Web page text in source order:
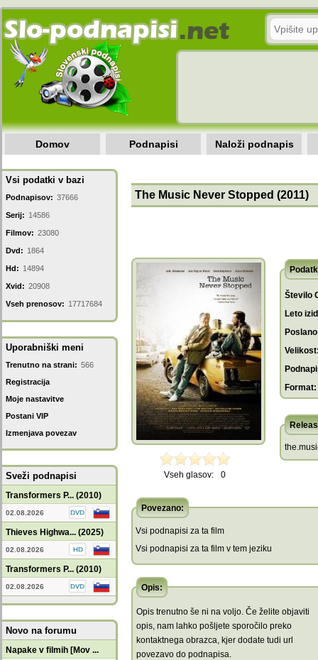
Domov Podnapisi Naloži podnapis
Vsi podatki v bazi
Podnapisov: 37666
Serij: 14586
Filmov: 23080
Dvd: 1864
Hd: 14894
Xvid: 20908
Vseh prenosov: 17717684
Uporabniški meni
Trenutno na strani: 566
Registracija
Moje nastavitve
Postani VIP
Izmenjava povezav
Sveži podnapisi
Transformers P... (2010)
02.08.2026
Thieves Highwa... (2025)
02.08.2026
Transformers P... (2010)
02.08.2026
Novo na forumu
Napake v filmih [Mov ...
The Music Never Stopped (2011)
Vseh glasov: 0
Število
Leto
Format:
Povezano:
Vsi podnapisi za ta film
Vsi podnapisi za ta film v tem jeziku
Opis:
Opis trenutno še ni na voljo. Če želite objaviti
opis, nam lahko pošljete sporočilo preko
kontaktnega obrazca, kjer dodate tudi url
povezavo do podnapisa.